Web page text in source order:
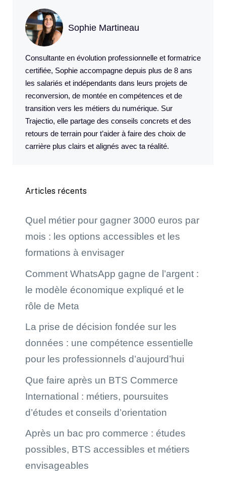
Sophie Martineau
Consultante en évolution professionnelle et formatrice
certifiée, Sophie accompagne depuis plus de 8 ans
les salariés et indépendants dans leurs projets de
reconversion, de montée en compétences et de
transition vers les métiers du numérique. Sur
Trajectio, elle partage des conseils concrets et des
retours de terrain pour t’aider à faire des choix de
carrière plus clairs et alignés avec ta réalité.
Articles récents
Quel métier pour gagner 3000 euros par
mois : les options accessibles et les
formations à envisager
Comment WhatsApp gagne de l’argent :
le modèle économique expliqué et le
rôle de Meta
La prise de décision fondée sur les
données : une compétence essentielle
pour les professionnels d’aujourd’hui
Que faire après un BTS Commerce
International : métiers, poursuites
d’études et conseils d’orientation
Après un bac pro commerce : études
possibles, BTS accessibles et métiers
envisageables